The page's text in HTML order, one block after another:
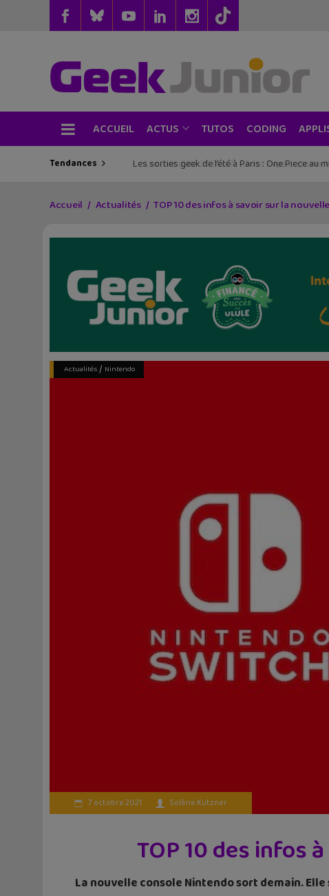
ACCUEIL ACTUS TUTOS CODING
Tendances Les sorties geek de l’été à Paris : One Piece au
Accueil Actualités TOP 10 des infos à savoir sur la
Actualités/ Nintendo
7 octobre 2021 Solène Kutzner
TOP 10 des infos
La nouvelle console Nintendo sort demain.